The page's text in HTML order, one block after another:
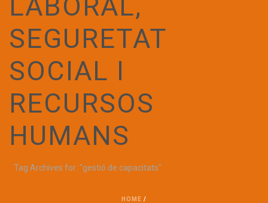
SEGURETAT
SOCIAL I
RECURSOS
HUMANS
Tag Archives for: "gestió de capacitats"
HOME /